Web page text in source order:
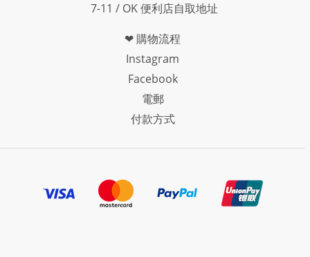
7-11 / OK 便利店自取地址
❤ 購物流程
Instagram
Facebook
電郵
付款方式